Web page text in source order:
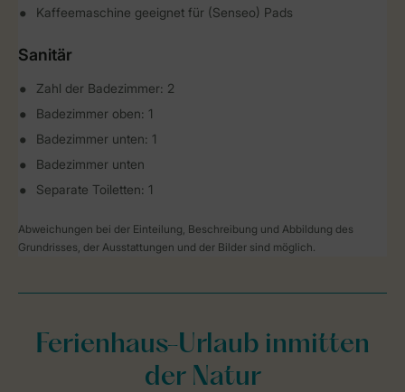
Kaffeemaschine geeignet für (Senseo) Pads
Sanitär
Zahl der Badezimmer: 2
Badezimmer oben: 1
Badezimmer unten: 1
Badezimmer unten
Separate Toiletten: 1
Abweichungen bei der Einteilung, Beschreibung und Abbildung des
Grundrisses, der Ausstattungen und der Bilder sind möglich.
Ferienhaus-Urlaub inmitten
der Natur